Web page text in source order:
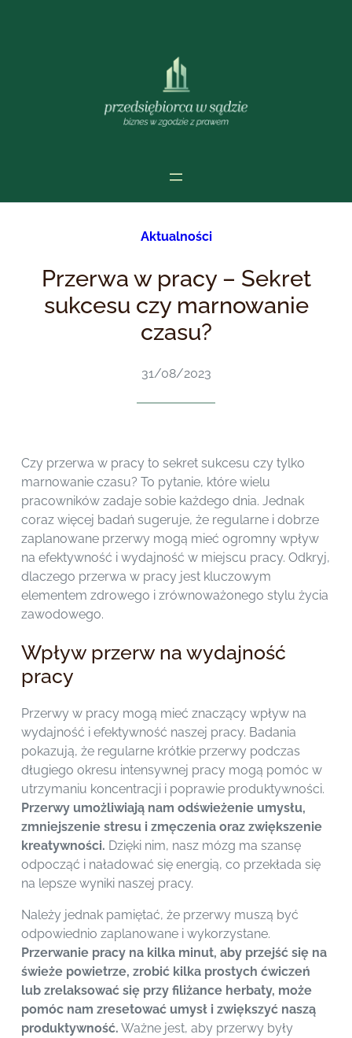
Aktualności
Przerwa w pracy – Sekret
sukcesu czy marnowanie
czasu?
31/08/2023
Czy przerwa w pracy to sekret sukcesu czy tylko
marnowanie czasu? To pytanie, które wielu
pracowników zadaje sobie każdego dnia. Jednak
coraz więcej badań sugeruje, że regularne i dobrze
zaplanowane przerwy mogą mieć ogromny wpływ
na efektywność i wydajność w miejscu pracy. Odkryj,
dlaczego przerwa w pracy jest kluczowym
elementem zdrowego i zrównoważonego stylu życia
zawodowego.
Wpływ przerw na wydajność
pracy
Przerwy w pracy mogą mieć znaczący wpływ na
wydajność i efektywność naszej pracy. Badania
pokazują, że regularne krótkie przerwy podczas
długiego okresu intensywnej pracy mogą pomóc w
utrzymaniu koncentracji i poprawie produktywności.
Przerwy umożliwiają nam odświeżenie umysłu,
zmniejszenie stresu i zmęczenia oraz zwiększenie
kreatywności. Dzięki nim, nasz mózg ma szansę
odpocząć i naładować się energią, co przekłada się
na lepsze wyniki naszej pracy.
Należy jednak pamiętać, że przerwy muszą być
odpowiednio zaplanowane i wykorzystane.
Przerwanie pracy na kilka minut, aby przejść się na
świeże powietrze, zrobić kilka prostych ćwiczeń
lub zrelaksować się przy filiżance herbaty, może
pomóc nam zresetować umysł i zwiększyć naszą
produktywność. Ważne jest, aby przerwy były